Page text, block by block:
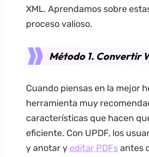
XML. Aprendamos sobre
proceso valioso.
Método 1. Convertir
Cuando piensas en la mejor
herramienta muy
características que hacen
eficiente. Con UPDF, los
y anotar y editar PDFsantes